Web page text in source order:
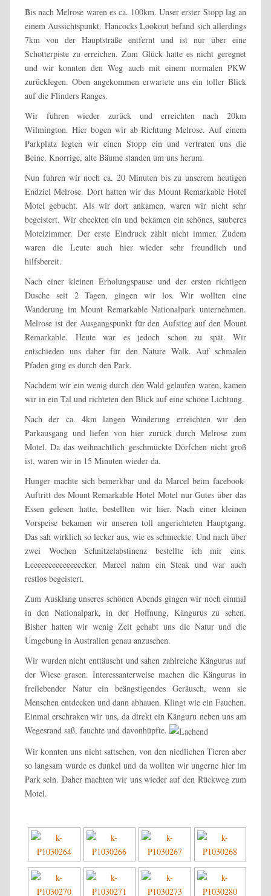
Bis nach Melrose waren es ca. 100km. Unser erster Stopp lag an
einem Aussichtspunkt. Hancocks Lookout befand sich allerdings
7km von der Hauptstraße entfernt und ist nur über eine
Schotterpiste zu erreichen. Zum Glück hatte es nicht geregnet
und wir konnten den Weg auch mit einem normalen PKW
zurücklegen. Oben angekommen erwartete uns ein toller Blick
auf die Flinders Ranges.
Wir fuhren wieder zurück und erreichten nach 20km
Wilmington. Hier bogen wir ab Richtung Melrose. Auf einem
Parkplatz legten wir einen Stopp ein und vertraten uns die
Beine. Knorrige, alte Bäume standen um uns herum.
Nun fuhren wir noch ca. 20 Minuten bis zu unserem heutigen
Endziel Melrose. Dort hatten wir das Mount Remarkable Hotel
Motel gebucht. Als wir dort ankamen, waren wir nicht sehr
begeistert. Wir checkten ein und bekamen ein schönes, sauberes
Motelzimmer. Der erste Eindruck zählt nicht immer. Zudem
waren die Leute auch hier wieder sehr freundlich und
hilfsbereit.
Nach einer kleinen Erholungspause und der ersten richtigen
Dusche seit 2 Tagen, gingen wir los. Wir wollten eine
Wanderung im Mount Remarkable Nationalpark unternehmen.
Melrose ist der Ausgangspunkt für den Aufstieg auf den Mount
Remarkable. Heute war es jedoch schon zu spät. Wir
entschieden uns daher für den Nature Walk. Auf schmalen
Pfaden ging es durch den Park.
Nachdem wir ein wenig durch den Wald gelaufen waren, kamen
wir in ein Tal und richteten den Blick auf eine schöne Lichtung.
Nach der ca. 4km langen Wanderung erreichten wir den
Parkausgang und liefen von hier zurück durch Melrose zum
Motel. Da das weihnachtlich geschmückte Dörfchen nicht groß
ist, waren wir in 15 Minuten wieder da.
Hunger machte sich bemerkbar und da Marcel beim facebook-
Auftritt des Mount Remarkable Hotel Motel nur Gutes über das
Essen gelesen hatte, bestellten wir hier. Nach einer kleinen
Vorspeise bekamen wir unseren toll angerichteten Hauptgang.
Das sah wirklich so lecker aus, wie es schmeckte. Und nach über
zwei Wochen Schnitzelabstinenz bestellte ich mir eins.
Leeeeeeeeeeeeeecker. Marcel nahm ein Steak und war auch
restlos begeistert.
Zum Ausklang unseres schönen Abends gingen wir noch einmal
in den Nationalpark, in der Hoffnung, Kängurus zu sehen.
Bisher hatten wir wenig Zeit gehabt uns die Natur und die
Umgebung in Australien genau anzusehen.
Wir wurden nicht enttäuscht und sahen zahlreiche Kängurus auf
der Wiese grasen. Interessanterweise machen die Kängurus in
freilebender Natur ein beängstigendes Geräusch, wenn sie
Menschen entdecken und dann abhauen. Klingt wie ein Fauchen.
Einmal erschraken wir uns, da direkt ein Känguru neben uns am
Wegesrand saß, fauchte und davonhüpfte.
Wir konnten uns nicht sattsehen, von den niedlichen Tieren aber
so langsam wurde es dunkel und da wollten wir ungerne hier im
Park sein. Daher machten wir uns wieder auf den Rückweg zum
Motel.